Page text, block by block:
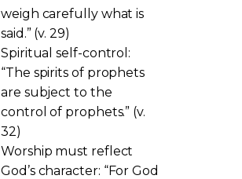
weigh carefully what is
said.” (v. 29)
Spiritual self-control:
“The spirits of prophets
are subject to the
control of prophets.” (v.
32)
Worship must reflect
God’s character: “For God